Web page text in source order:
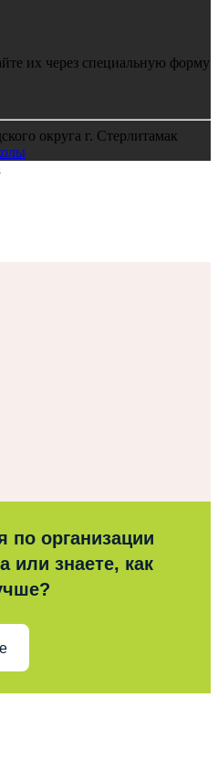
их через специальную форму
округа г. Стерлитамак
по организации
или знаете, как